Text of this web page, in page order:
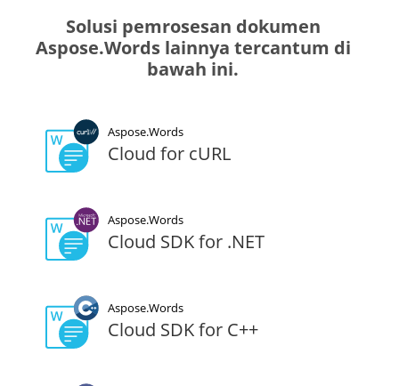
Solusi pemrosesan dokumen
Aspose.Words lainnya tercantum di
bawah ini.
Aspose.Words
Cloud for cURL
Aspose.Words
Cloud SDK for .NET
Aspose.Words
Cloud SDK for C++